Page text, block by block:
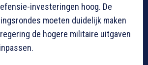
investeringen hoog. De
moeten duidelijk maken
de hogere militaire uitgaven